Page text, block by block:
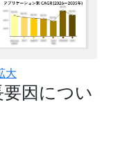
大
因につい